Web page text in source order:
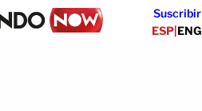
Suscribir
ESP|ENG